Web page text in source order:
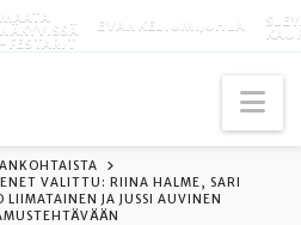
MAATA
NÄKYVISSÄ
-FESTARIT
EVANKELIUMIJUHLA
VALITTU: RIINA HALME, SARI
JA JUSSI AUVINEN